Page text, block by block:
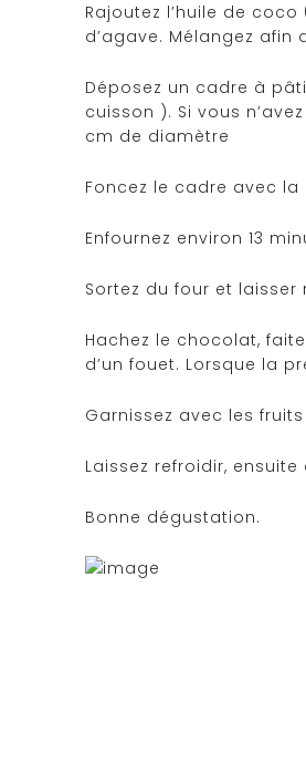
Rajoutez l’huile de
d’agave. Mélangez afin
Déposez un cadre à
cuisson ). Si vous
cm de diamètre
Foncez le cadre avec la
Enfournez environ 13
Sortez du four et
Hachez le chocolat,
d’un fouet. Lorsque la
Garnissez avec les
Laissez refroidir,
Bonne dégustation.